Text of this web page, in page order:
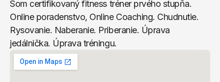
Som certifikovaný fitness tréner prvého stupňa.
Online poradenstvo, Online Coaching. Chudnutie.
Rysovanie. Naberanie. Priberanie. Úprava
jedálnička. Úprava tréningu.